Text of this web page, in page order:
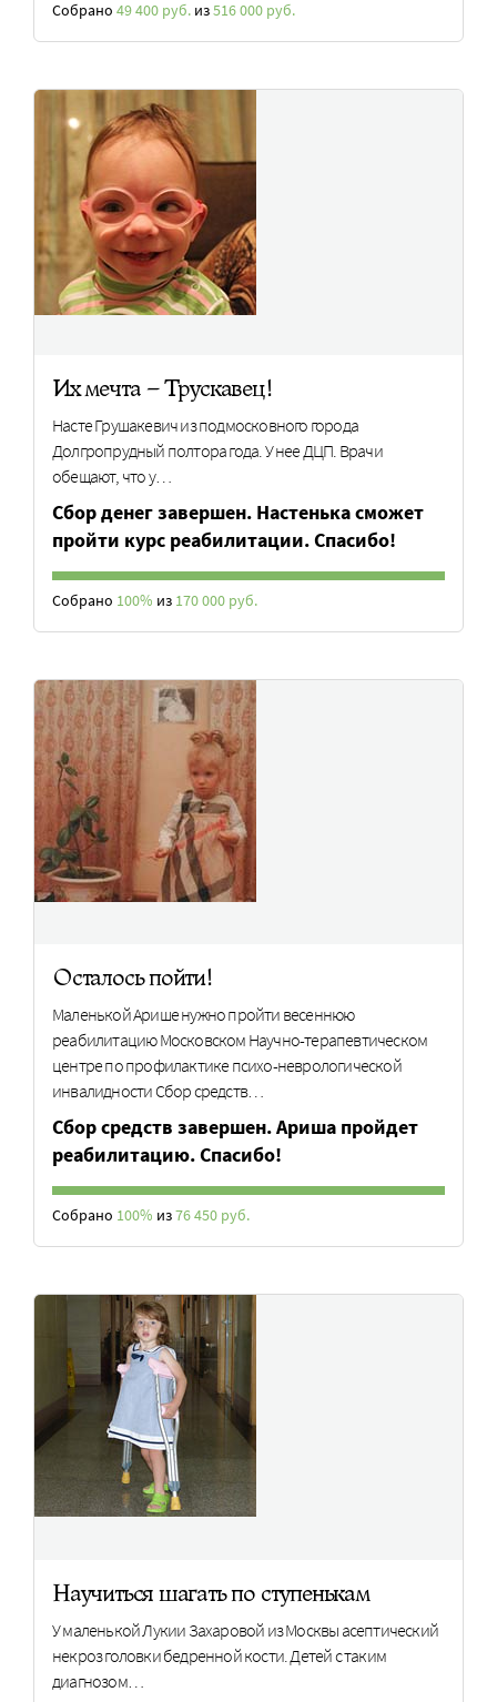
Собрано 49 400 руб. из516 000 руб.
Их мечта – Трускавец!
Насте Грушакевич из подмосковного города
Долгропрудный полтора года. У нее ДЦП. Врачи
обещают, что у…
Cбор денег завершен. Настенька сможет
пройти курс реабилитации. Спасибо!
Собрано 100% из 170 000 руб.
Осталось пойти!
Маленькой Арише нужно пройти весеннюю
реабилитацию Московском Научно-терапевтическом
центре по профилактике психо-неврологической
инвалидности Сбор средств…
Сбор средств завершен. Ариша пройдет
реабилитацию. Спасибо!
Собрано 100% из76 450 руб.
Научиться шагать по ступенькам
У маленькой Лукии Захаровой из Москвы асептический
некроз головки бедренной кости. Детей с таким
диагнозом…